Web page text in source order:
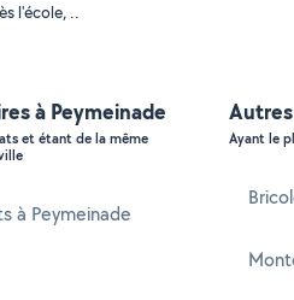
l'école, ..
à Peymeinade
et étant de la même
à Peymeinade
Ayant le